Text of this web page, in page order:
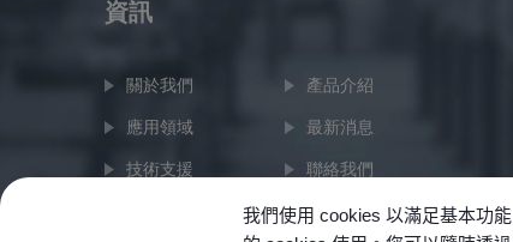
資訊
關於我們 產品介紹
應用領域 最新消息
技術支援 聯絡我們
我們使用 cookies 以滿足基本功